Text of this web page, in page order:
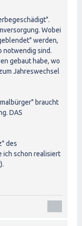
Wobei
werden,
notwendig sind.
gebaut habe, wo
Jahreswechsel
braucht
DAS
des
ich schon realisiert